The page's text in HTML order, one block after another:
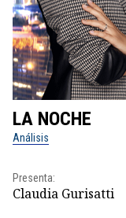
LA NOCHE
Análisis
Presenta:
Claudia Gurisatti